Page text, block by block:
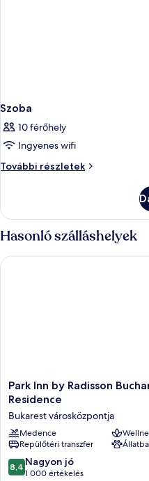
Szoba
10 férőhely
Ingyenes wifi
További részletek
Szoba
Hasonló szálláshelyek
Park
Inn
Radisson
Bucharest
Hotel
&
Residence
Park Inn by Radisson
Residence
Bukarest városközpontja
Medence
Repülőtéri transzfer
8.4
ennyiből:
8,4 Nagyon jó
1 000 értékelés
Park Inn by Radisson